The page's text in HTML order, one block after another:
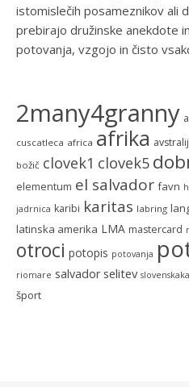
istomislečih posameznikov ali
prebirajo družinske anekdote
potovanja, vzgojo in čisto
2many4granny
cuscatleca africa afrika
božič clovek1 clovek5
elementum el salvador favn
jadrnica karibi karitas labring
latinska amerika LMA mastercard
otroci potopis potovanja
riomare salvador selitev
šport